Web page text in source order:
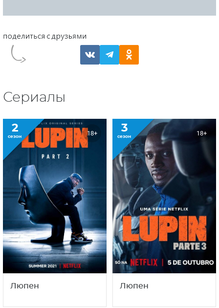
Сериалы
2
сезон 18+
Люпен
3
сезон 18+
Люпен